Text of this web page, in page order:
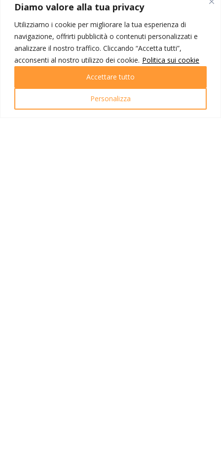
Diamo valore alla tua privacy
Utilizziamo i cookie per migliorare la tua esperienza di
navigazione, offrirti pubblicità o contenuti personalizzati e
analizzare il nostro traffico. Cliccando “Accetta tutti”,
acconsenti al nostro utilizzo dei cookie. Politica sui cookie
Personalizza
Accettare tutto
Corporate
I NOSTRI PRODOTTI
Destinazioni
Partenze
Emozioni di viaggio
Tutti i viaggi